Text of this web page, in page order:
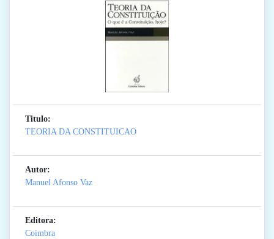
Titulo:
TEORIA DA CONSTITUICAO
Autor:
Manuel Afonso Vaz
Editora:
Coimbra